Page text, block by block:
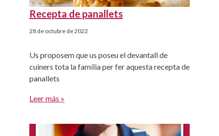
Recepta de panallets
28 de octubre de 2022
Us proposem que us poseu el devantall de
cuiners tota la família per fer aquesta recepta de
panallets
Leer más »